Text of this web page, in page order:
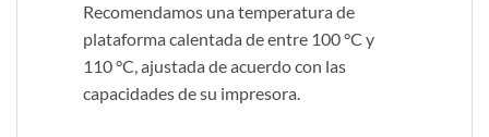
Recomendamos una temperatura de
plataforma calentada de entre 100 °C y
110 °C, ajustada de acuerdo con las
capacidades de su impresora.